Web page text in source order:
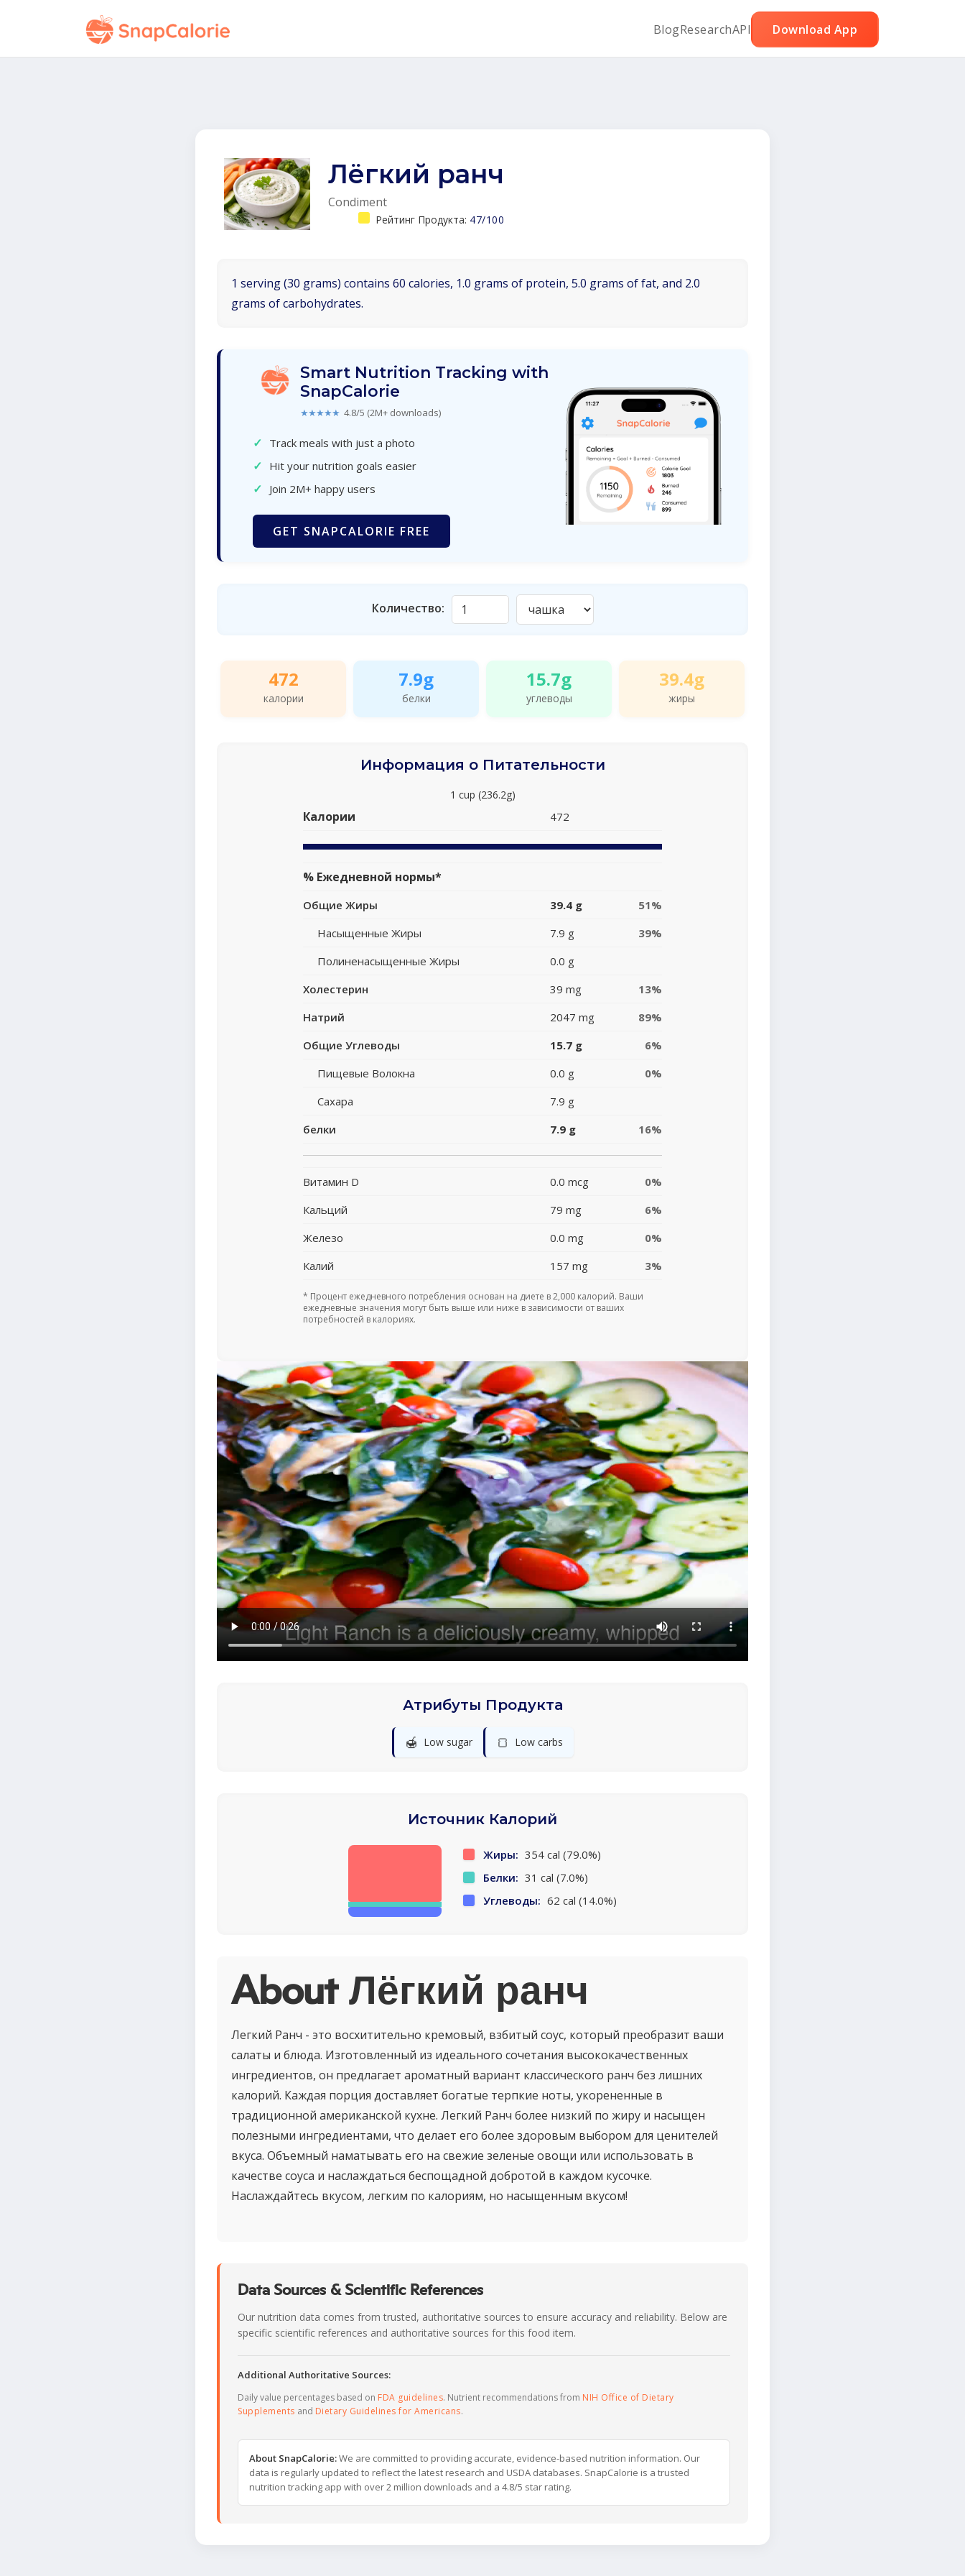
BlogResearchAPI Download App
Лёгкий ранч
Condiment
Рейтинг Продукта: 47/100
1 serving (30 grams) contains 60 calories, 1.0 grams of protein, 5.0 grams of fat, and 2.0
grams of carbohydrates.
Smart Nutrition Tracking with
SnapCalorie
★★★★★ 4.8/5 (2M+ downloads)
✓ Track meals with just a photo
✓ Hit your nutrition goals easier
✓ Join 2M+ happy users
GET SNAPCALORIE FREE
Количество:
472
калории
7.9g
белки
15.7g
углеводы
39.4g
жиры
Информация о Питательности
1 cup (236.2g)
Калории 472
% Ежедневной нормы*
Общие Жиры 39.4 g
51%
Насыщенные Жиры
7.9 g
39%
Полиненасыщенные Жиры
0.0 g
Холестерин
39 mg
13%
Натрий
2047 mg
89%
Общие Углеводы
15.7 g
6%
Пищевые Волокна
0.0 g
0%
Сахара
7.9 g
белки
7.9 g 16%
Витамин D 0.0 mcg
0%
Кальций
79 mg
6%
Железо
0.0 mg
0%
Калий
157 mg 3%
* Процент ежедневного потребления основан на диете в 2,000 калорий. Ваши
ежедневные значения могут быть выше или ниже в зависимости от ваших
потребностей в калориях.
Атрибуты Продукта
🍯 Low sugar 🍞 Low carbs
Источник Калорий
Жиры: 354 cal (79.0%)
Белки: 31 cal (7.0%)
Углеводы: 62 cal (14.0%)
About Лёгкий ранч
Легкий Ранч - это восхитительно кремовый, взбитый соус, который преобразит ваши
салаты и блюда. Изготовленный из идеального сочетания высококачественных
ингредиентов, он предлагает ароматный вариант классического ранч без лишних
калорий. Каждая порция доставляет богатые терпкие ноты, укорененные в
традиционной американской кухне. Легкий Ранч более низкий по жиру и насыщен
полезными ингредиентами, что делает его более здоровым выбором для ценителей
вкуса. Объемный наматывать его на свежие зеленые овощи или использовать в
качестве соуса и наслаждаться беспощадной добротой в каждом кусочке.
Наслаждайтесь вкусом, легким по калориям, но насыщенным вкусом!
Data Sources & Scientific References
Our nutrition data comes from trusted, authoritative sources to ensure accuracy and reliability. Below are
specific scientific references and authoritative sources for this food item.
Additional Authoritative Sources:
Daily value percentages based on FDA guidelines. Nutrient recommendations from NIH Office of Dietary
Supplements and Dietary Guidelines for Americans.
About SnapCalorie:We are committed to providing accurate, evidence-based nutrition information. Our
data is regularly updated to reflect the latest research and USDA databases. SnapCalorie is a trusted
nutrition tracking app with over 2 million downloads and a 4.8/5 star rating.